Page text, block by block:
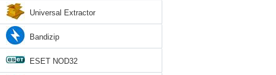
Universal Extractor
Bandizip
ESET NOD32